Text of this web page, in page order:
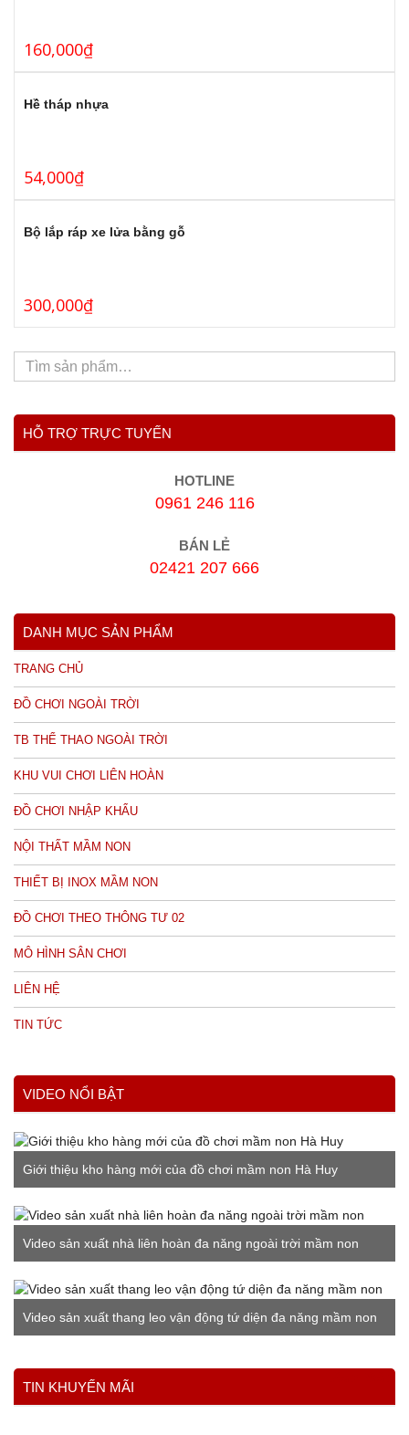
160,000₫
Hề tháp nhựa
54,000₫
Bộ lắp ráp xe lửa bằng gỗ
300,000₫
HỖ TRỢ TRỰC TUYẾN
HOTLINE
0961 246 116
BÁN LẺ
02421 207 666
DANH MỤC SẢN PHẨM
TRANG CHỦ
ĐỒ CHƠI NGOÀI TRỜI
TB THỂ THAO NGOÀI TRỜI
KHU VUI CHƠI LIÊN HOÀN
ĐỒ CHƠI NHẬP KHẨU
NỘI THẤT MẦM NON
THIẾT BỊ INOX MẦM NON
ĐỒ CHƠI THEO THÔNG TƯ 02
MÔ HÌNH SÂN CHƠI
LIÊN HỆ
TIN TỨC
VIDEO NỔI BẬT
Giới thiệu kho hàng mới của đồ chơi mầm non Hà Huy
Video sản xuất nhà liên hoàn đa năng ngoài trời mầm non
Video sản xuất thang leo vận động tứ diện đa năng mầm non
Xem thêm
TIN KHUYẾN MÃI